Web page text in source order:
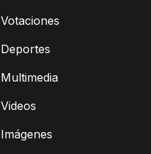
Votaciones
Deportes
Multimedia
Videos
Imágenes